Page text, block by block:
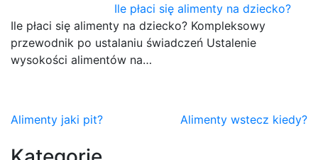
Ile płaci się alimenty na dziecko?
Ile płaci się alimenty na dziecko? Kompleksowy
przewodnik po ustalaniu świadczeń Ustalenie
wysokości alimentów na…
Nawigacja
wpisu
Alimenty jaki pit? Alimenty wstecz kiedy?